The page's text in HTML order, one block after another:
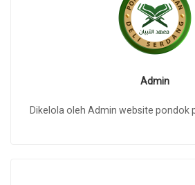
Admin
Dikelola oleh Admin website pondok